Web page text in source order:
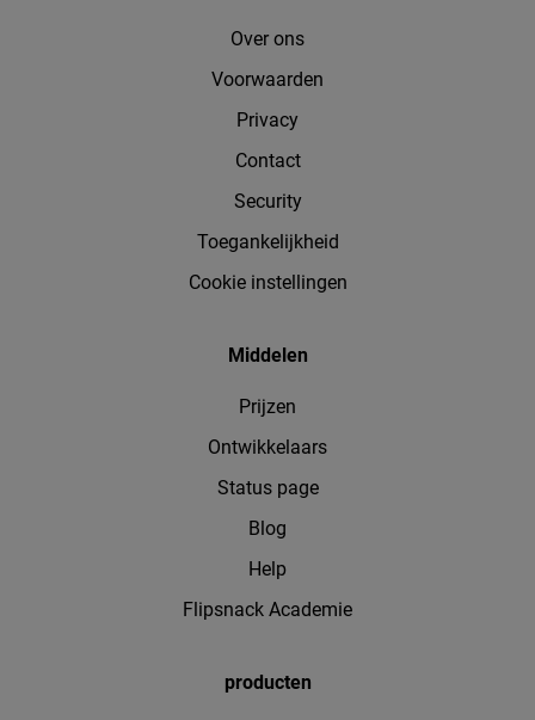
Over ons
Voorwaarden
Privacy
Contact
Security
Toegankelijkheid
Cookie instellingen
Middelen
Prijzen
Ontwikkelaars
Status page
Blog
Help
Flipsnack Academie
producten